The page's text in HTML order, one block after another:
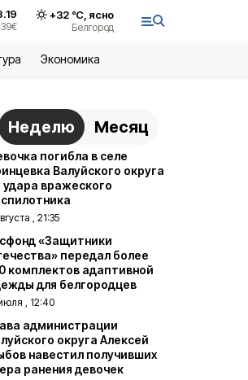
€
+32°С, ясно
Белгород
Экономика
Неделю Месяц
погибла в селе
Валуйского округа
удара вражеского
, 21:35
«Защитники
передал более
комплектов адаптивной
для белгородцев
, 12:40
администрации
округа Алексей
навестил получивших
ранения девочек